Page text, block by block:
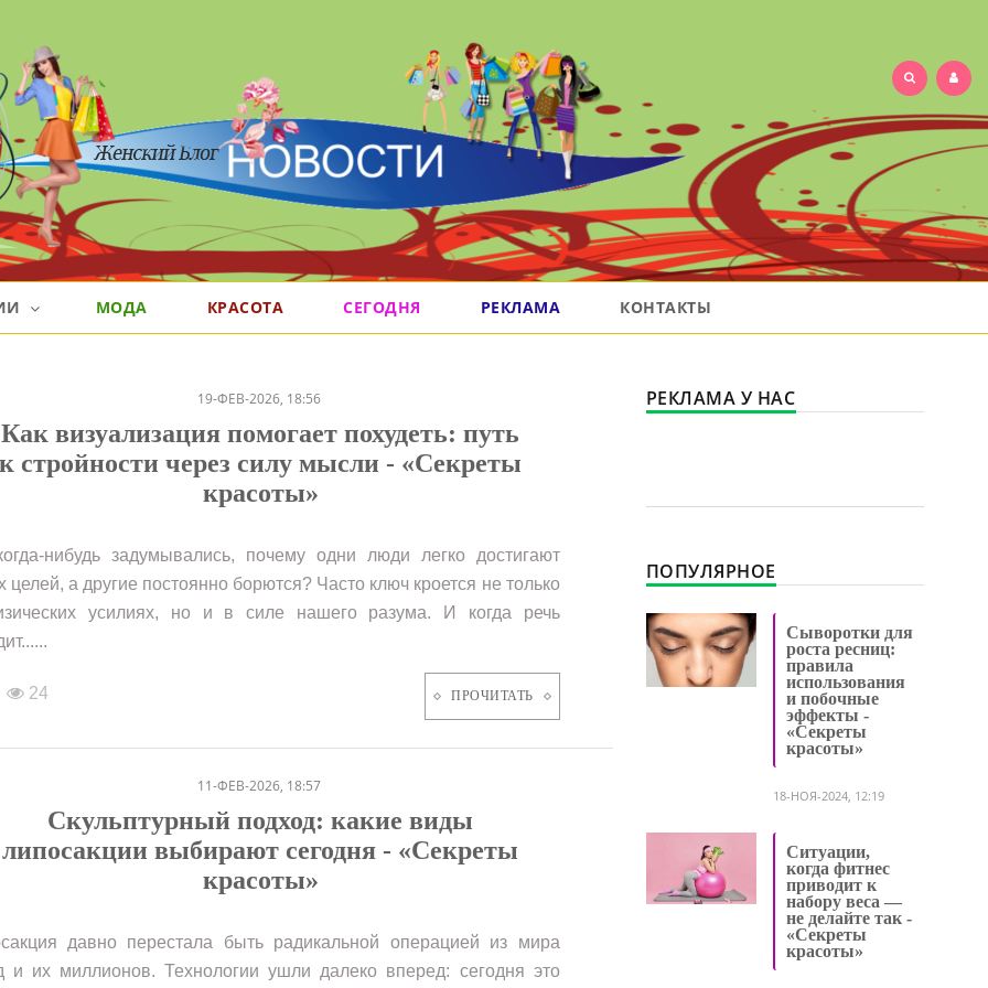
МОДА КРАСОТА СЕГОДНЯ РЕКЛАМА КОНТАКТЫ
19-ФЕВ-2026, 18:56
Как визуализация помогает похудеть: путь
к стройности через силу мысли - «Секреты
красоты»
нибудь задумывались, почему одни люди легко достигают
целей, а другие постоянно борются? Часто ключ кроется не только
усилиях, но и в силе нашего разума. И когда речь
24 ПРОЧИТАТЬ
11-ФЕВ-2026, 18:57
Скульптурный подход: какие виды
липосакции выбирают сегодня - «Секреты
красоты»
давно перестала быть радикальной операцией из мира
и их миллионов. Технологии ушли далеко вперед: сегодня это
РЕКЛАМА У НАС
ПОПУЛЯРНОЕ
Сыворотки для
роста ресниц:
правила
использования
и побочные
эффекты -
«Секреты
красоты»
18-НОЯ-2024, 12:19
Ситуации,
когда фитнес
приводит к
набору веса —
не делайте так -
«Секреты
красоты»